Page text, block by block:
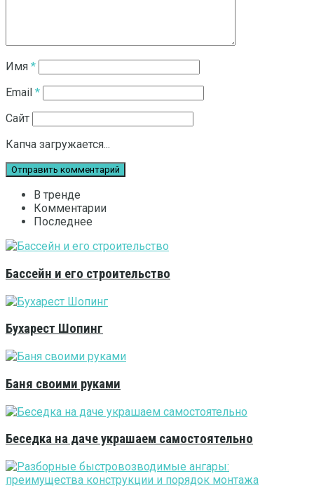
Имя *
Email *
Сайт
Капча загружается...
В тренде
Комментарии
Последнее
Бассейн и его строительство
Бухарест Шопинг
Баня своими руками
Беседка на даче украшаем самостоятельно